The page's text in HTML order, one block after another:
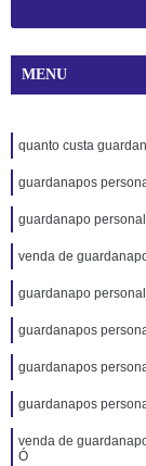
MENU
quanto custa
guardanapos
guardanapo
venda de
guardanapo
guardanapos
guardanapos
guardanapos
venda de
Ó